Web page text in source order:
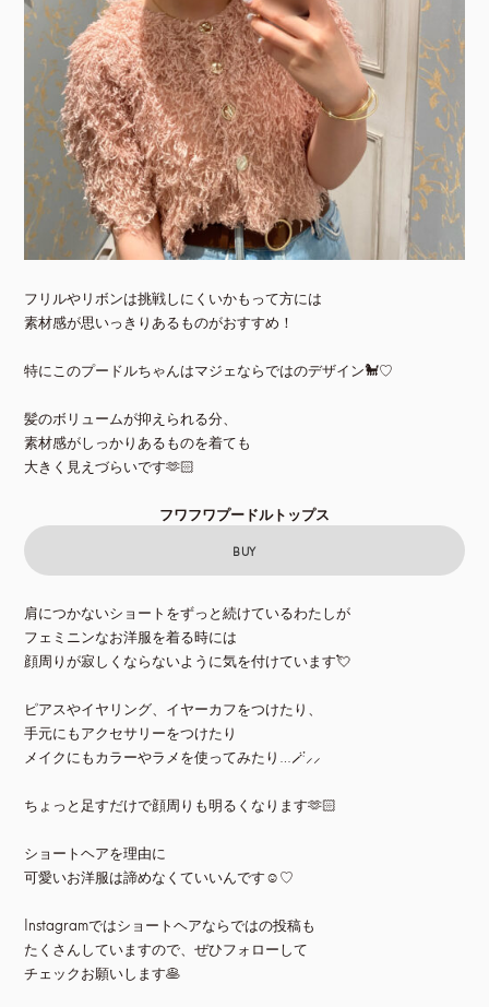
フリルやリボンは挑戦しにくいかもって方には
素材感が思いっきりあるものがおすすめ！
特にこのプードルちゃんはマジェならではのデザイン🐩♡
髪のボリュームが抑えられる分、
素材感がしっかりあるものを着ても
大きく見えづらいです🫶🏻
フワフワプードルトップス
BUY
肩につかないショートをずっと続けているわたしが
フェミニンなお洋服を着る時には
顔周りが寂しくならないように気を付けています💘
ピアスやイヤリング、イヤーカフをつけたり、
手元にもアクセサリーをつけたり
メイクにもカラーやラメを使ってみたり…🪄⸝⸝
ちょっと足すだけで顔周りも明るくなります🫶🏻
ショートヘアを理由に
可愛いお洋服は諦めなくていいんです☺️♡
Instagramではショートヘアならではの投稿も
たくさんしていますので、ぜひフォローして
チェックお願いします🥞